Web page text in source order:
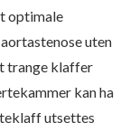
optimale
uten
trange klaffer
kan ha
utsettes